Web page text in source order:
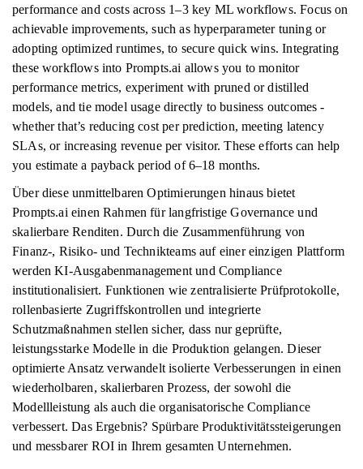
performance and costs across 1–3 key ML workflows. Focus on
achievable improvements, such as hyperparameter tuning or
adopting optimized runtimes, to secure quick wins. Integrating
these workflows into Prompts.ai allows you to monitor
performance metrics, experiment with pruned or distilled
models, and tie model usage directly to business outcomes -
whether that’s reducing cost per prediction, meeting latency
SLAs, or increasing revenue per visitor. These efforts can help
you estimate a payback period of 6–18 months.
Über diese unmittelbaren Optimierungen hinaus bietet
Prompts.ai einen Rahmen für langfristige Governance und
skalierbare Renditen. Durch die Zusammenführung von
Finanz-, Risiko- und Technikteams auf einer einzigen Plattform
werden KI-Ausgabenmanagement und Compliance
institutionalisiert. Funktionen wie zentralisierte Prüfprotokolle,
rollenbasierte Zugriffskontrollen und integrierte
Schutzmaßnahmen stellen sicher, dass nur geprüfte,
leistungsstarke Modelle in die Produktion gelangen. Dieser
optimierte Ansatz verwandelt isolierte Verbesserungen in einen
wiederholbaren, skalierbaren Prozess, der sowohl die
Modellleistung als auch die organisatorische Compliance
verbessert. Das Ergebnis? Spürbare Produktivitätssteigerungen
und messbarer ROI in Ihrem gesamten Unternehmen.